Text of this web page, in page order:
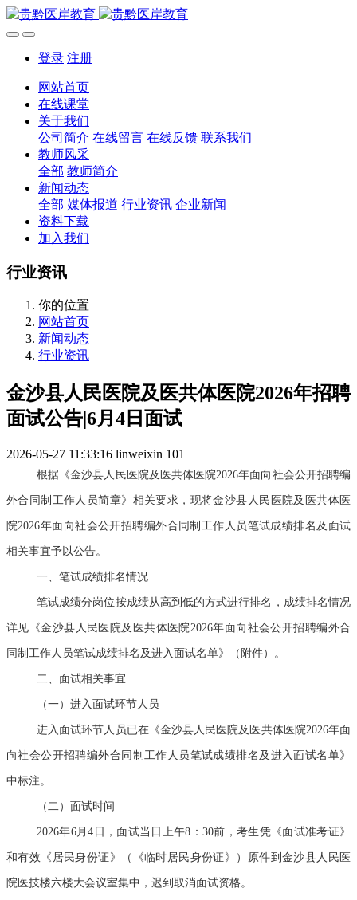
登录 注册
网站首页
在线课堂
关于我们
公司简介 在线留言 在线反馈 联系我们
教师风采
全部 教师简介
新闻动态
全部 媒体报道 行业资讯 企业新闻
资料下载
加入我们
行业资讯
你的位置
网站首页
新闻动态
行业资讯
金沙县人民医院及医共体医院2026年招聘
面试公告|6月4日面试
2026-05-27 11:33:16 linweixin 101
根据《金沙县人民医院及医共体医院2026年面向社会公开招聘编
外合同制工作人员简章》相关要求，现将金沙县人民医院及医共体医
院2026年面向社会公开招聘编外合同制工作人员笔试成绩排名及面试
相关事宜予以公告。
一、笔试成绩排名情况
笔试成绩分岗位按成绩从高到低的方式进行排名，成绩排名情况
详见《金沙县人民医院及医共体医院2026年面向社会公开招聘编外合
同制工作人员笔试成绩排名及进入面试名单》（附件）。
二、面试相关事宜
（一）进入面试环节人员
进入面试环节人员已在《金沙县人民医院及医共体医院2026年面
向社会公开招聘编外合同制工作人员笔试成绩排名及进入面试名单》
中标注。
（二）面试时间
2026年6月4日，面试当日上午8：30前，考生凭《面试准考证》
和有效《居民身份证》（《临时居民身份证》）原件到金沙县人民医
院医技楼六楼大会议室集中，迟到取消面试资格。